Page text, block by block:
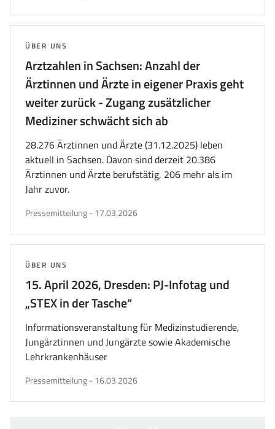
Arztzahlen in Sachsen: Anzahl der
Ärztinnen und Ärzte in eigener Praxis geht
weiter zurück - Zugang zusätzlicher
Mediziner schwächt sich ab
THEMA:
ÜBER UNS
28.276 Ärztinnen und Ärzte (31.12.2025) leben
aktuell in Sachsen. Davon sind derzeit 20.386
Ärztinnen und Ärzte berufstätig, 206 mehr als im
Jahr zuvor.
Pressemitteilungveröffentlicht
- 17.03.2026
15. April 2026, Dresden: PJ-Infotag und
„STEX in der Tasche“
THEMA:
ÜBER UNS
Informationsveranstaltung für Medizinstudierende,
Jungärztinnen und Jungärzte sowie Akademische
Lehrkrankenhäuser
Pressemitteilungveröffentlicht
- 16.03.2026